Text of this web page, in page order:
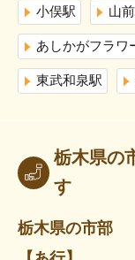
小俣駅 山
あしかがフラワ
東武和泉駅
栃木県の
す
栃木県の市部